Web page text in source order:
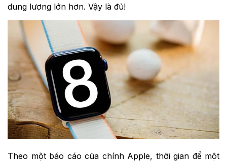
dung lượng lớn hơn. Vậy là đủ!
Theo một báo cáo của chính Apple, thời gian để một